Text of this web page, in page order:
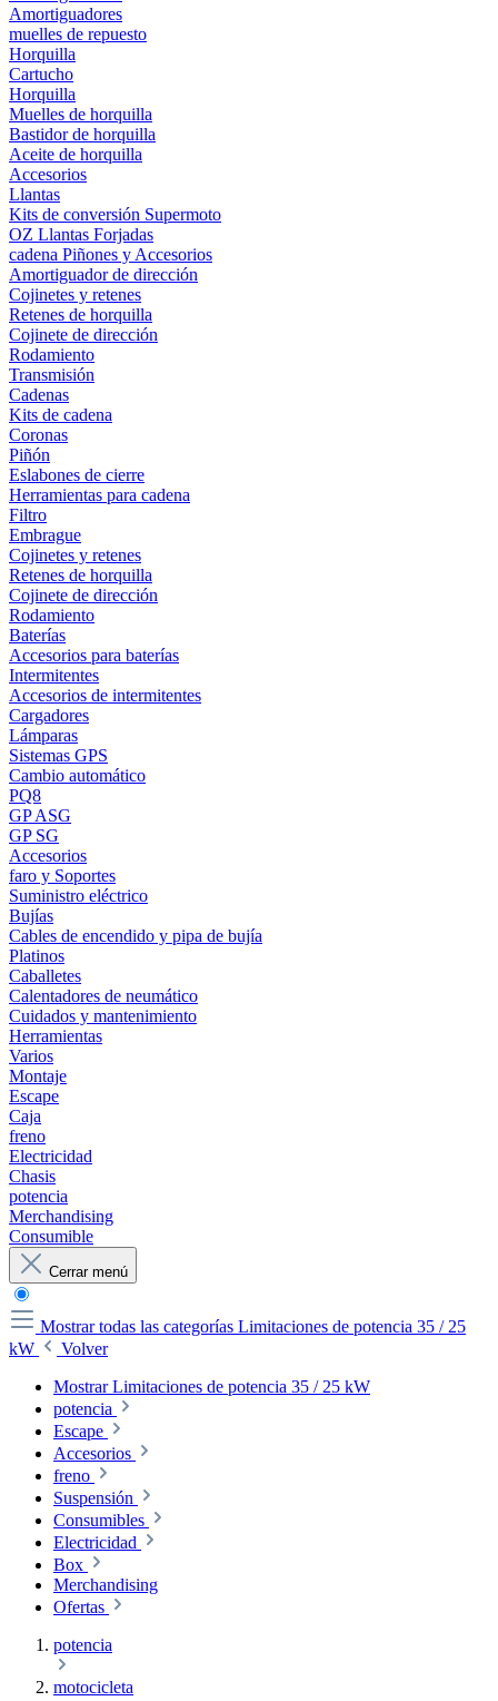
Amortiguadores
muelles de repuesto
Horquilla
Cartucho
Horquilla
Muelles de horquilla
Bastidor de horquilla
Aceite de horquilla
Accesorios
Llantas
Kits de conversión Supermoto
OZ Llantas Forjadas
cadena Piñones y Accesorios
Amortiguador de dirección
Cojinetes y retenes
Retenes de horquilla
Cojinete de dirección
Rodamiento
Transmisión
Cadenas
Kits de cadena
Coronas
Piñón
Eslabones de cierre
Herramientas para cadena
Filtro
Embrague
Cojinetes y retenes
Retenes de horquilla
Cojinete de dirección
Rodamiento
Baterías
Accesorios para baterías
Intermitentes
Accesorios de intermitentes
Cargadores
Lámparas
Sistemas GPS
Cambio automático
PQ8
GP ASG
GP SG
Accesorios
faro y Soportes
Suministro eléctrico
Bujías
Cables de encendido y pipa de bujía
Platinos
Caballetes
Calentadores de neumático
Cuidados y mantenimiento
Herramientas
Varios
Montaje
Escape
Caja
freno
Electricidad
Chasis
potencia
Merchandising
Consumible
Cerrar menú
Mostrar todas las categorías Limitaciones de potencia 35 / 25
kW
Volver
Mostrar Limitaciones de potencia 35 / 25 kW
potencia
Escape
Accesorios
freno
Suspensión
Consumibles
Electricidad
Box
Merchandising
Ofertas
potencia
motocicleta